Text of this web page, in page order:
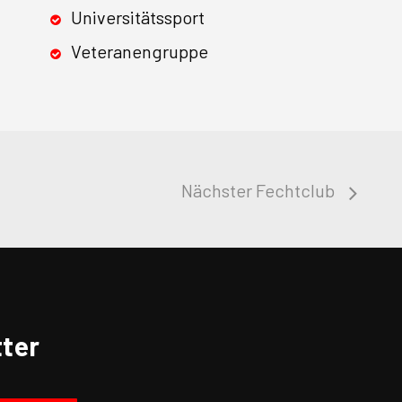
Universitätssport
Veteranengruppe
Nächster Fechtclub